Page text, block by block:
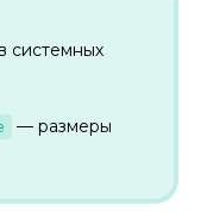
системных
— размеры